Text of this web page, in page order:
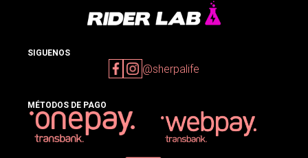
SIGUENOS
@sherpalife
MÉTODOS DE PAGO